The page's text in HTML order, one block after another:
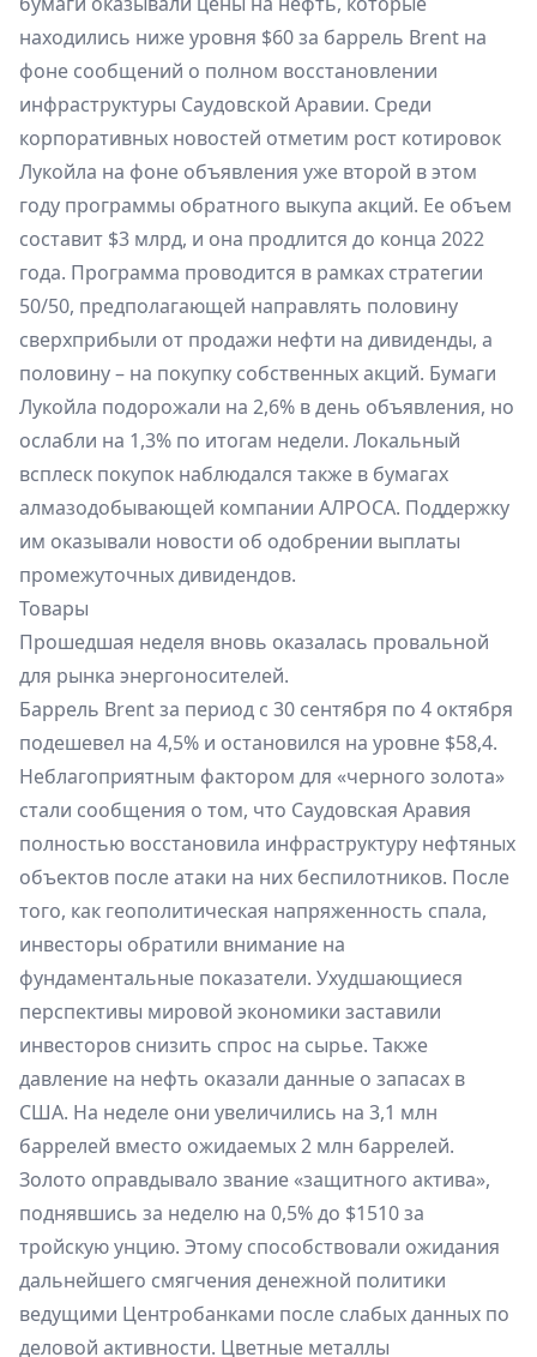
находились ниже уровня $60 за баррель Brent на
фоне сообщений о полном восстановлении
инфраструктуры Саудовской Аравии. Среди
корпоративных новостей отметим рост котировок
Лукойла на фоне объявления уже второй в этом
году программы обратного выкупа акций. Ее объем
составит $3 млрд, и она продлится до конца 2022
года. Программа проводится в рамках стратегии
50/50, предполагающей направлять половину
сверхприбыли от продажи нефти на дивиденды, а
половину – на покупку собственных акций. Бумаги
Лукойла подорожали на 2,6% в день объявления, но
ослабли на 1,3% по итогам недели. Локальный
всплеск покупок наблюдался также в бумагах
алмазодобывающей компании АЛРОСА. Поддержку
им оказывали новости об одобрении выплаты
промежуточных дивидендов.
Товары
Прошедшая неделя вновь оказалась провальной
для рынка энергоносителей.
Баррель Brent за период с 30 сентября по 4 октября
подешевел на 4,5% и остановился на уровне $58,4.
Неблагоприятным фактором для «черного золота»
стали сообщения о том, что Саудовская Аравия
полностью восстановила инфраструктуру нефтяных
объектов после атаки на них беспилотников. После
того, как геополитическая напряженность спала,
инвесторы обратили внимание на
фундаментальные показатели. Ухудшающиеся
перспективы мировой экономики заставили
инвесторов снизить спрос на сырье. Также
давление на нефть оказали данные о запасах в
США. На неделе они увеличились на 3,1 млн
баррелей вместо ожидаемых 2 млн баррелей.
Золото оправдывало звание «защитного актива»,
поднявшись за неделю на 0,5% до $1510 за
тройскую унцию. Этому способствовали ожидания
дальнейшего смягчения денежной политики
ведущими Центробанками после слабых данных по
деловой активности. Цветные металлы